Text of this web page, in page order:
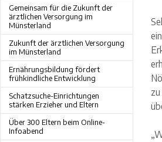
Gemeinsam für die Zukunft der
ärztlichen Versorgung im
Münsterland
Zukunft der ärztlichen Versorgung
im Münsterland
Ernährungsbildung fördert
frühkindliche Entwicklung
Schatzsuche-Einrichtungen
stärken Erzieher und Eltern
Über 300 Eltern beim Online-
Infoabend